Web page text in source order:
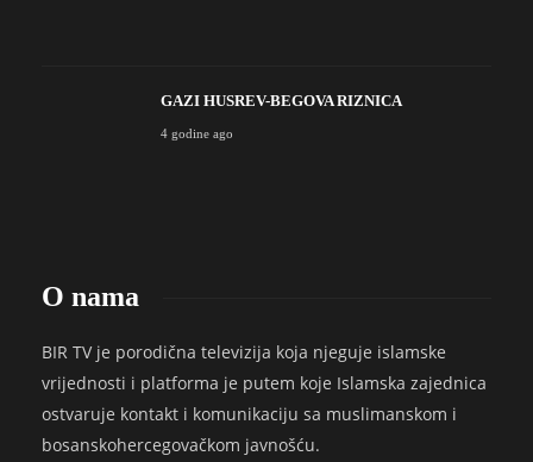
GAZI HUSREV-BEGOVA RIZNICA
4 godine ago
O nama
BIR TV je porodična televizija koja njeguje islamske
vrijednosti i platforma je putem koje Islamska zajednica
ostvaruje kontakt i komunikaciju sa muslimanskom i
bosanskohercegovačkom javnošću.